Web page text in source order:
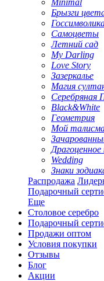
Minimal
Брызги
Самоцветы
Летний сад
My Darling
Love Story
Зазеркалье
Магия
Серебряная
Black&White
Геометрия
Мой
Wedding
Знаки
Распродажа
Подарочный
Еще
Столовое серебро
Подарочный
Продажи оптом
Условия покупки
Отзывы
Блог
Акции